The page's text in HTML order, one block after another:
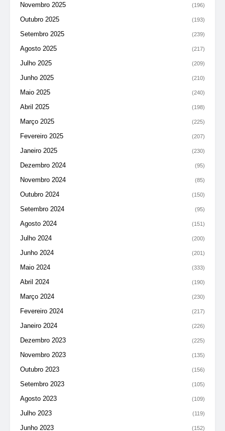
Novembro 2025 (196)
Outubro 2025 (193)
Setembro 2025 (239)
Agosto 2025 (217)
Julho 2025 (209)
Junho 2025 (210)
Maio 2025 (240)
Abril 2025 (198)
Março 2025 (225)
Fevereiro 2025 (207)
Janeiro 2025 (230)
Dezembro 2024 (95)
Novembro 2024 (85)
Outubro 2024 (150)
Setembro 2024 (95)
Agosto 2024 (151)
Julho 2024 (200)
Junho 2024 (201)
Maio 2024 (333)
Abril 2024 (190)
Março 2024 (230)
Fevereiro 2024 (217)
Janeiro 2024 (226)
Dezembro 2023 (225)
Novembro 2023 (135)
Outubro 2023 (156)
Setembro 2023 (105)
Agosto 2023 (109)
Julho 2023 (119)
Junho 2023 (152)